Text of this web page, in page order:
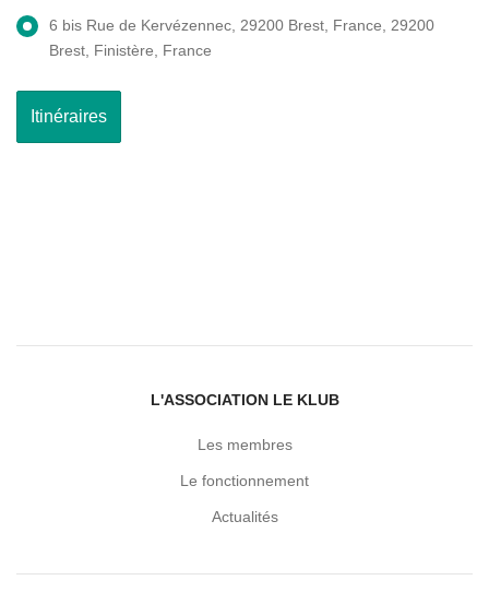
6 bis Rue de Kervézennec, 29200 Brest, France, 29200
Brest, Finistère, France
L'ASSOCIATION LE KLUB
Les membres
Le fonctionnement
Actualités